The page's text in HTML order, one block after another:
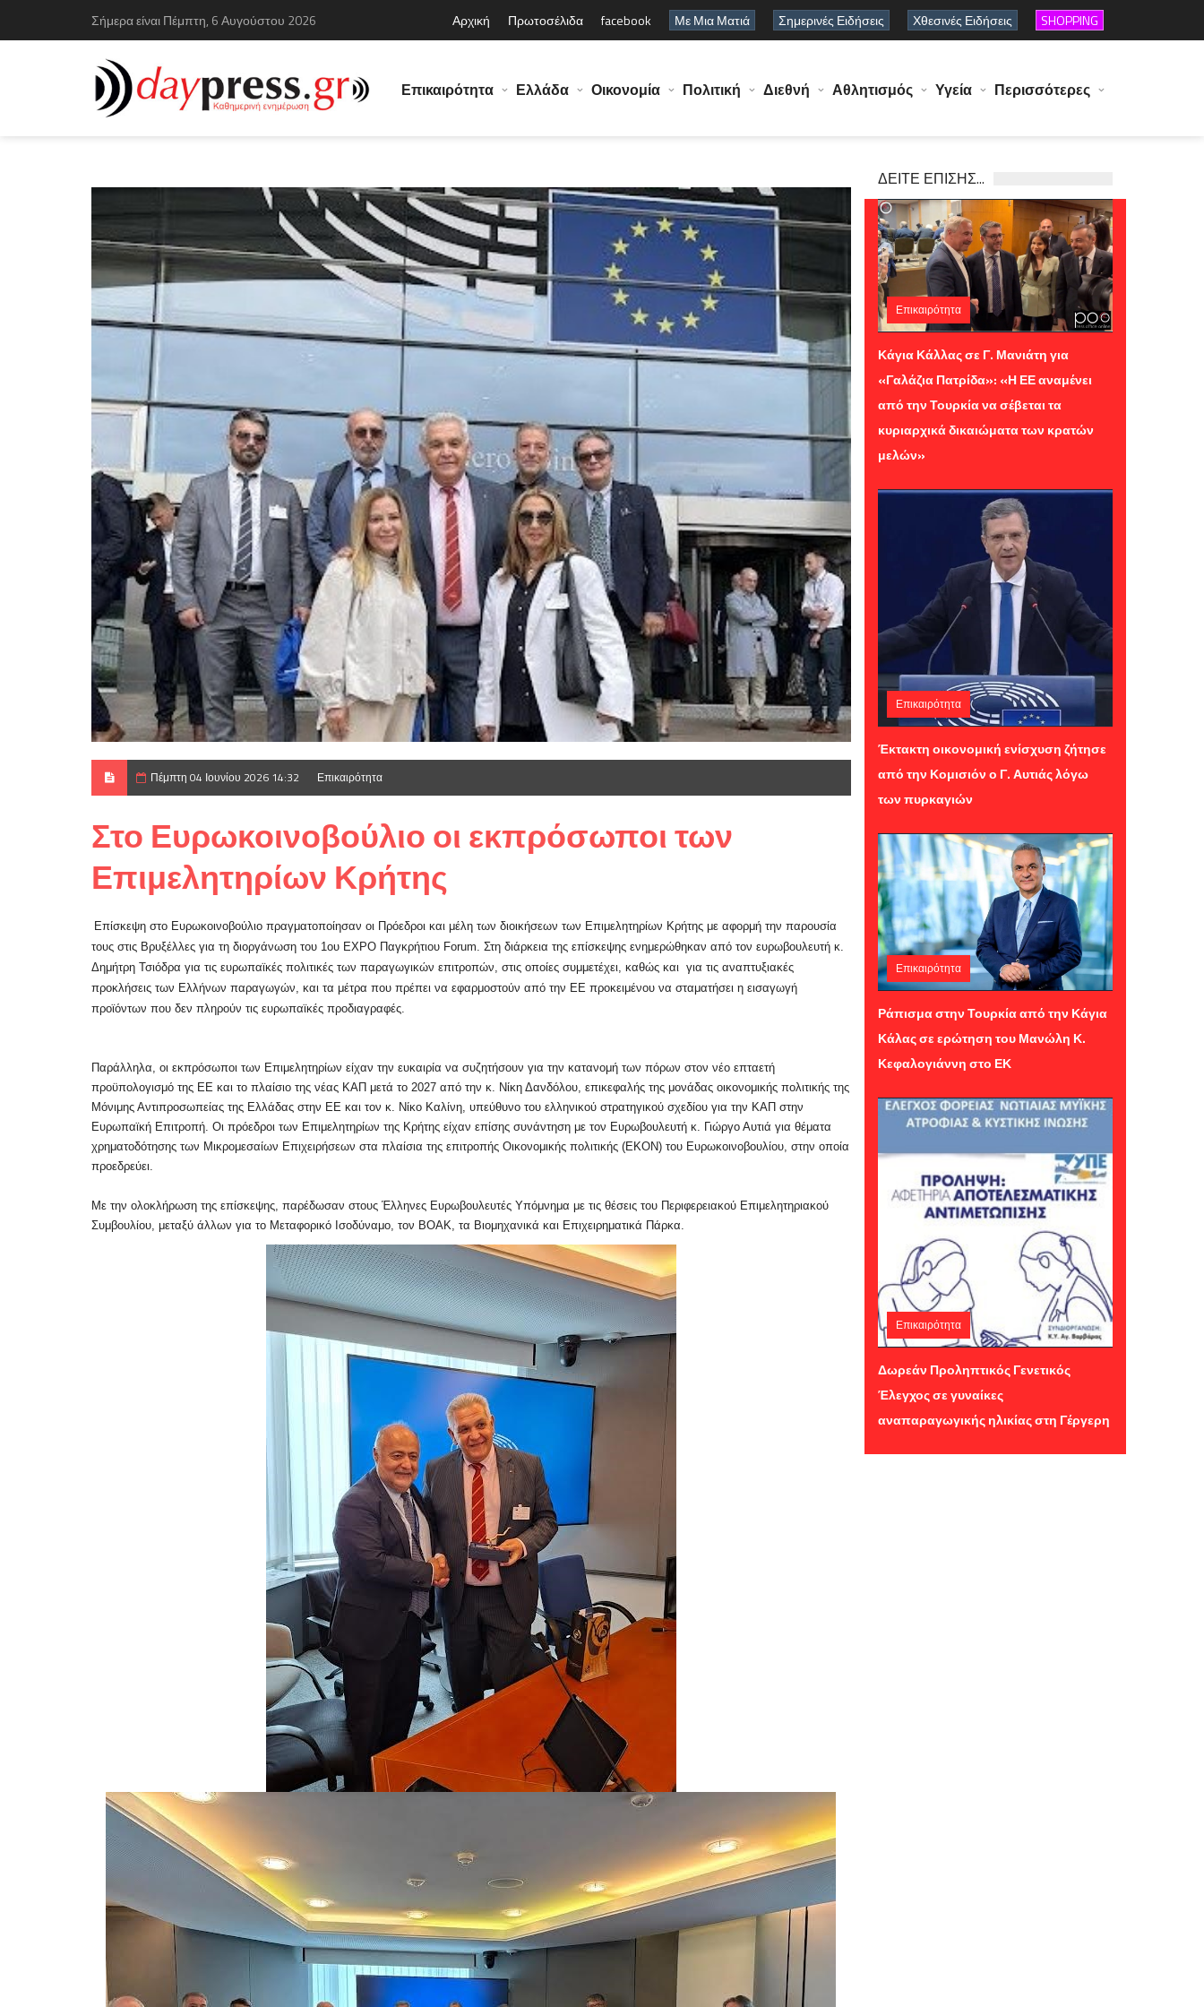
Σήμερα είναι Πέμπτη, 6 Αυγούστου 2026 Αρχική Πρωτοσέλιδα facebook Με Μια Ματιά Σημερινές Ειδήσεις Χθεσινές Ειδήσεις SHOPPING
Επικαιρότητα Ελλάδα Οικονομία Πολιτική Διεθνή Αθλητισμός Υγεία Περισσότερες
Πέμπτη 04 Ιουνίου 2026 14:32 Επικαιρότητα
Στο Ευρωκοινοβούλιο οι εκπρόσωποι των
Επιμελητηρίων Κρήτης
Επίσκεψη στο Ευρωκοινοβούλιο πραγματοποίησαν οι Πρόεδροι και μέλη των διοικήσεων των Επιμελητηρίων Κρήτης με αφορμή την παρουσία
τους στις Βρυξέλλες για τη διοργάνωση του 1ου EXPO Παγκρήτιου Forum. Στη διάρκεια της επίσκεψης ενημερώθηκαν από τον ευρωβουλευτή κ.
Δημήτρη Τσιόδρα για τις ευρωπαϊκές πολιτικές των παραγωγικών επιτροπών, στις οποίες συμμετέχει, καθώς και για τις αναπτυξιακές
προκλήσεις των Ελλήνων παραγωγών, και τα μέτρα που πρέπει να εφαρμοστούν από την ΕΕ προκειμένου να σταματήσει η εισαγωγή
προϊόντων που δεν πληρούν τις ευρωπαϊκές προδιαγραφές.
Παράλληλα, οι εκπρόσωποι των Επιμελητηρίων είχαν την ευκαιρία να συζητήσουν για την κατανομή των πόρων στον νέο επταετή
προϋπολογισμό της ΕΕ και το πλαίσιο της νέας ΚΑΠ μετά το 2027 από την κ. Νίκη Δανδόλου, επικεφαλής της μονάδας οικονομικής πολιτικής της
Μόνιμης Αντιπροσωπείας της Ελλάδας στην ΕΕ και τον κ. Νίκο Καλίνη, υπεύθυνο του ελληνικού στρατηγικού σχεδίου για την ΚΑΠ στην
Ευρωπαϊκή Επιτροπή. Οι πρόεδροι των Επιμελητηρίων της Κρήτης είχαν επίσης συνάντηση με τον Ευρωβουλευτή κ. Γιώργο Αυτιά για θέματα
χρηματοδότησης των Μικρομεσαίων Επιχειρήσεων στα πλαίσια της επιτροπής Οικονομικής πολιτικής (EKON) του Ευρωκοινοβουλίου, στην οποία
προεδρεύει.
Με την ολοκλήρωση της επίσκεψης, παρέδωσαν στους Έλληνες Ευρωβουλευτές Υπόμνημα με τις θέσεις του Περιφερειακού Επιμελητηριακού
Συμβουλίου, μεταξύ άλλων για το Μεταφορικό Ισοδύναμο, τον ΒΟΑΚ, τα Βιομηχανικά και Επιχειρηματικά Πάρκα.
ΔΕΙΤΕ ΕΠΙΣΗΣ...
Επικαιρότητα
Τετάρτη 05 Αυγούστου 2026 10:38
Κάγια Κάλλας σε Γ. Μανιάτη για
«Γαλάζια Πατρίδα»: «Η ΕΕ αναμένει
από την Τουρκία να σέβεται τα
κυριαρχικά δικαιώματα των κρατών
μελών»
Επικαιρότητα
Τρίτη 04 Αυγούστου 2026 12:16
Έκτακτη οικονομική ενίσχυση ζήτησε
από την Κομισιόν ο Γ. Αυτιάς λόγω
των πυρκαγιών
Επικαιρότητα
Παρασκευή 24 Ιουλίου 2026 12:24
Ράπισμα στην Τουρκία από την Κάγια
Κάλας σε ερώτηση του Μανώλη Κ.
Κεφαλογιάννη στο ΕΚ
Επικαιρότητα
Παρασκευή 24 Ιουλίου 2026 11:09
Δωρεάν Προληπτικός Γενετικός
Έλεγχος σε γυναίκες
αναπαραγωγικής ηλικίας στη Γέργερη